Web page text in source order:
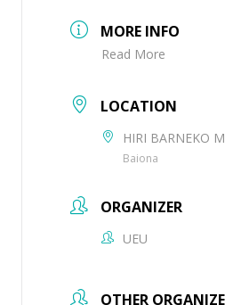
MORE INFO
Read More
LOCATION
HIRI BARNEKO
Baiona
ORGANIZER
UEU
OTHER